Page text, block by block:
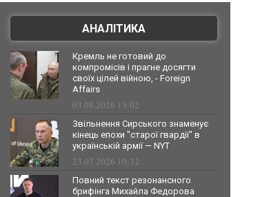
АНАЛІТИКА
Кремль не готовий до
компромісів і прагне досягти
своїх цілей війною, - Foreign
Affairs
03.08.2026 13:02
Звільнення Сирського знаменує
кінець епохи "старої гвардії" в
українській армії — NYT
23.07.2026 10:32
Повний текст резонансного
брифінга Михайла Федорова